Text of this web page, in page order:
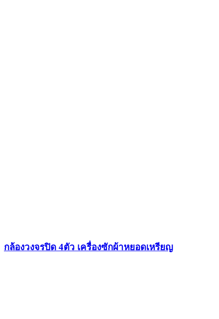
กล้องวงจรปิด 4ตัว เครื่องซักผ้าหยอดเหรียญ